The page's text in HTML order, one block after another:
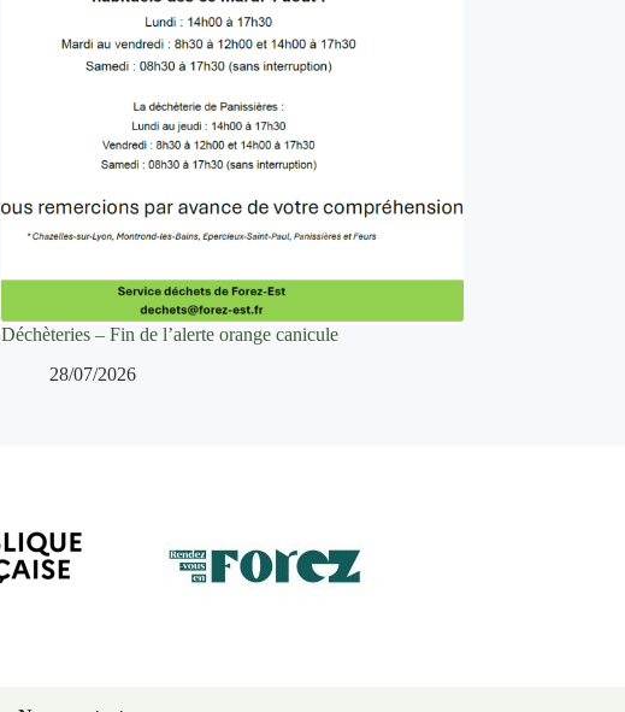
Déchèteries – Fin de l’alerte orange canicule
28/07/2026